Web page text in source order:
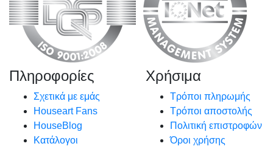
Πληροφορίες
Σχετικά με εμάς
Houseart Fans
HouseBlog
Κατάλογοι
Χρήσιμα
Τρόποι πληρωμής
Τρόποι αποστολής
Πολιτική επιστροφών
Όροι χρήσης